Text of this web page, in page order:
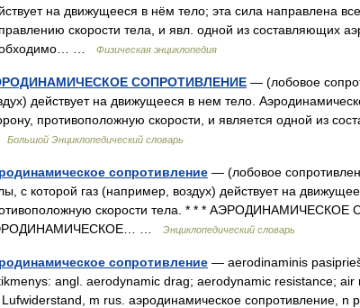
на движущееся в нём тело; эта сила направлена
скорости тела, и явл. одной из составляющих
…
Физическая энциклопедия
СОПРОТИВЛЕНИЕ — (лобовое
действует на движущееся в нем тело.
противоположную скорости, и является одной из
Большой Энциклопедический словарь
сопротивление — (лобовое
с которой газ (например, воздух) действует на
скорости тела. * * *
…
Энциклопедический словарь
сопротивление — aerodinaminis
angl. aerodynamic drag; aerodynamic resistance;
Lufwiderstand, m rus. аэродинамическое сопротивление,